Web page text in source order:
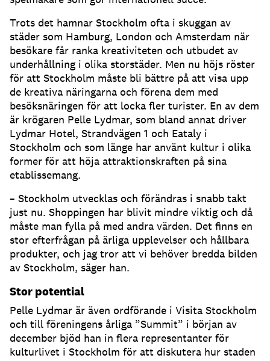
Trots det hamnar Stockholm ofta i skuggan av
städer som Hamburg, London och Amsterdam när
besökare får ranka kreativiteten och utbudet av
underhållning i olika storstäder. Men nu höjs röster
för att Stockholm måste bli bättre på att visa upp
de kreativa näringarna och förena dem med
besöksnäringen för att locka fler turister. En av dem
är krögaren Pelle Lydmar, som bland annat driver
Lydmar Hotel, Strandvägen 1 och Eataly i
Stockholm och som länge har använt kultur i olika
former för att höja attraktionskraften på sina
etablissemang.
– Stockholm utvecklas och förändras i snabb takt
just nu. Shoppingen har blivit mindre viktig och då
måste man fylla på med andra värden. Det finns en
stor efterfrågan på ärliga upplevelser och hållbara
produkter, och jag tror att vi behöver bredda bilden
av Stockholm, säger han.
Stor potential
Pelle Lydmar är även ordförande i Visita Stockholm
och till föreningens årliga ”Summit” i början av
december bjöd han in flera representanter för
kulturlivet i Stockholm för att diskutera hur staden